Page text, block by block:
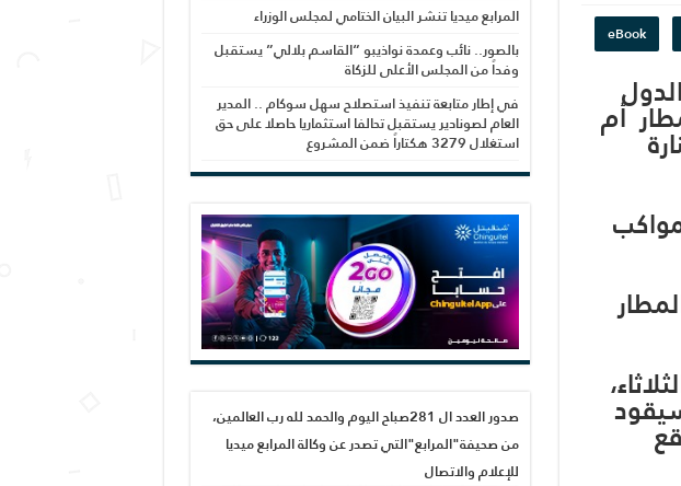
eBook
أم
والثلاثاء،
المرابع ميديا تنشر البيان الختامي لمجلس الوزراء
بالصور.. نائب وعمدة نواذيبو “القاسم بلالي” يستقبل
وفداً من المجلس الأعلى للزكاة
في إطار متابعة تنفيذ استصلاح سهل سوكام .. المدير
العام لصونادير يستقبل تحالفا استثماريا حاصلا على حق
استغلال 3279 هكتاراً ضمن المشروع
صدور العدد ال 281صباح اليوم والحمد لله رب العالمين،
من صحيفة"المرابع"التي تصدر عن وكالة المرابع ميديا
للإعلام والاتصال